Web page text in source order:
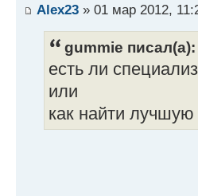
Alex23 » 01 мар 2012,
gummie писал(а):
есть ли
или
как найти лучшую